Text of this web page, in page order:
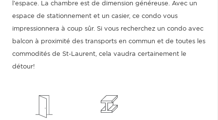
l'espace. La chambre est de dimension généreuse. Avec un
espace de stationnement et un casier, ce condo vous
impressionnera à coup sûr. Si vous recherchez un condo avec
balcon à proximité des transports en commun et de toutes les
commodités de St-Laurent, cela vaudra certainement le
détour!